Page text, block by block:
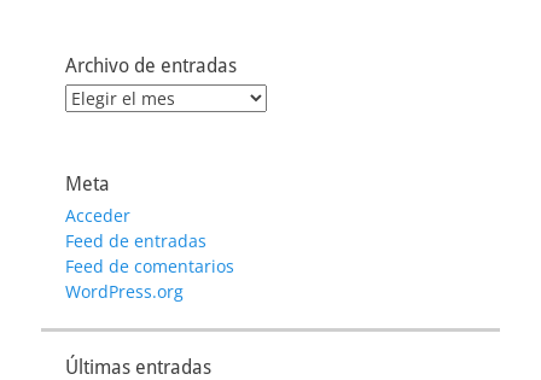
Archivo de entradas
Archivo
Meta
Acceder
Feed de entradas
Feed de comentarios
WordPress.org
Últimas entradas